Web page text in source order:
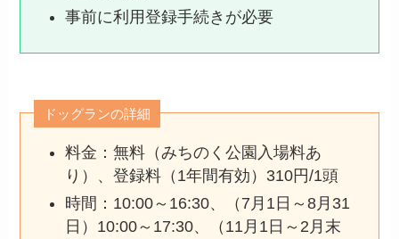
事前に利用登録手続きが必要
ドッグランの詳細
料金：無料（みちのく公園入場料あ
り）、登録料（1年間有効）310円/1頭
時間：10:00～16:30、（7月1日～8月31
日）10:00～17:30、（11月1日～2月末